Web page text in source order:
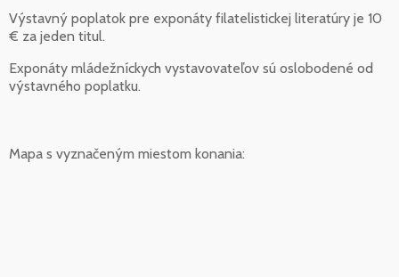
Výstavný poplatok pre exponáty filatelistickej literatúry je 10
€ za jeden titul.
Exponáty mládežníckych vystavovateľov sú oslobodené od
výstavného poplatku.
Mapa s vyznačeným miestom konania: